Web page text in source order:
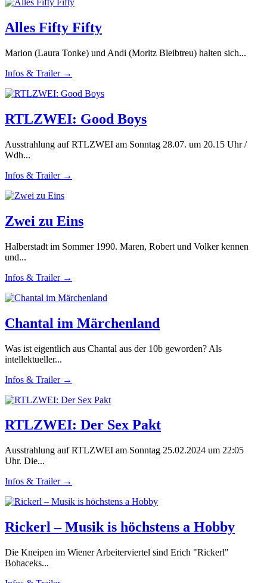
Alles Fifty Fifty
Marion (Laura Tonke) und Andi (Moritz Bleibtreu) halten sich...
Infos & Trailer →
RTLZWEI: Good Boys
Ausstrahlung auf RTLZWEI am Sonntag 28.07. um 20.15 Uhr /
Wdh...
Infos & Trailer →
Zwei zu Eins
Halberstadt im Sommer 1990. Maren, Robert und Volker kennen
und...
Infos & Trailer →
Chantal im Märchenland
Was ist eigentlich aus Chantal aus der 10b geworden? Als
intellektueller...
Infos & Trailer →
RTLZWEI: Der Sex Pakt
Ausstrahlung auf RTLZWEI am Sonntag 25.02.2024 um 22:05
Uhr. Die...
Infos & Trailer →
Rickerl – Musik is höchstens a Hobby
Die Kneipen im Wiener Arbeiterviertel sind Erich "Rickerl"
Bohaceks...